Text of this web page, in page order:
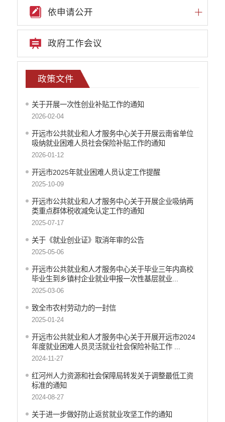
重点领域信息公开
行政事业性收费
公务员管理
重大决策
财政资金直达基层
稳岗就业
政策文件
信息公开
招聘信息
服务机构
应急预案
产品质量
涉农补贴
疫情防控
社会救助信息
规划计划
重大决策预公开
生态环境
食品药品监管
政府集中采购
依申请公开
政府工作会议
政策文件
关于开展一次性创业补贴工作的通知
2026-02-04
开远市公共就业和人才服务中心关于开展云南省单位
吸纳就业困难人员社会保险补贴工作的通知
2026-01-12
开远市2025年就业困难人员认定工作提醒
2025-10-09
开远市公共就业和人才服务中心关于开展企业吸纳两
类重点群体税收减免认定工作的通知
2025-07-17
关于《就业创业证》取消年审的公告
2025-05-06
开远市公共就业和人才服务中心关于毕业三年内高校
毕业生到乡镇村企业就业申报一次性基层就业...
2025-03-06
致全市农村劳动力的一封信
2025-01-24
开远市公共就业和人才服务中心关于开展开远市2024
年度就业困难人员灵活就业社会保险补贴工作 ...
2024-11-27
红河州人力资源和社会保障局转发关于调整最低工资
标准的通知
2024-08-27
关于进一步做好防止返贫就业攻坚工作的通知